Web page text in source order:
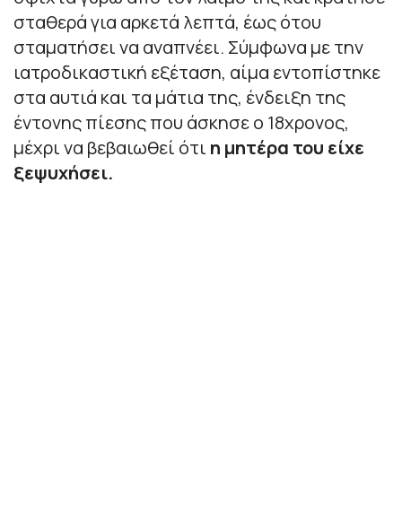
σταθερά για αρκετά λεπτά, έως ότου
σταματήσει να αναπνέει. Σύμφωνα με την
ιατροδικαστική εξέταση, αίμα εντοπίστηκε
στα αυτιά και τα μάτια της, ένδειξη της
έντονης πίεσης που άσκησε ο 18χρονος,
μέχρι να βεβαιωθεί ότι η μητέρα του είχε
ξεψυχήσει.